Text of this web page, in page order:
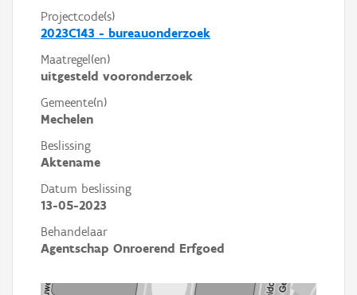
Projectcode(s)
2023C143 - bureauonderzoek
Maatregel(en)
uitgesteld vooronderzoek
Gemeente(n)
Mechelen
Beslissing
Aktename
Datum beslissing
13-05-2023
Behandelaar
Agentschap Onroerend Erfgoed